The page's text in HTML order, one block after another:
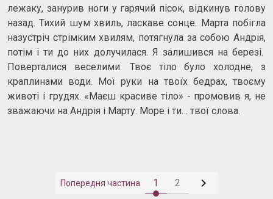
лежаку, занурив ноги у гарячий пісок, відкинув голову
назад. Тихий шум хвиль, ласкаве сонце. Марта побігла
назустріч стрімким хвилям, потягнула за собою Андрія,
потім і ти до них долучилася. Я залишився на березі.
Поверталися веселими. Твоє тіло було холодне, з
краплинами води. Мої руки на твоїх бедрах, твоєму
животі і грудях. «Маєш красиве тіло» - промовив я, не
зважаючи на Андрія і Марту. Море і ти… твої слова.
Попередня частина 1 2 